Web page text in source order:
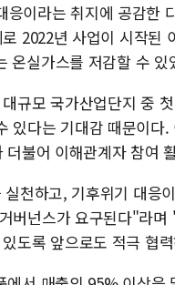
이라는 취지에 공감한
2022년 사업이 시작된
온실가스를 저감할 수 있
규모 국가산업단지 중
있다는 기대감 때문이
불어 이해관계자 참여
천하고, 기후위기 대응
버넌스가 요구된다"라
도록 앞으로도 적극 협